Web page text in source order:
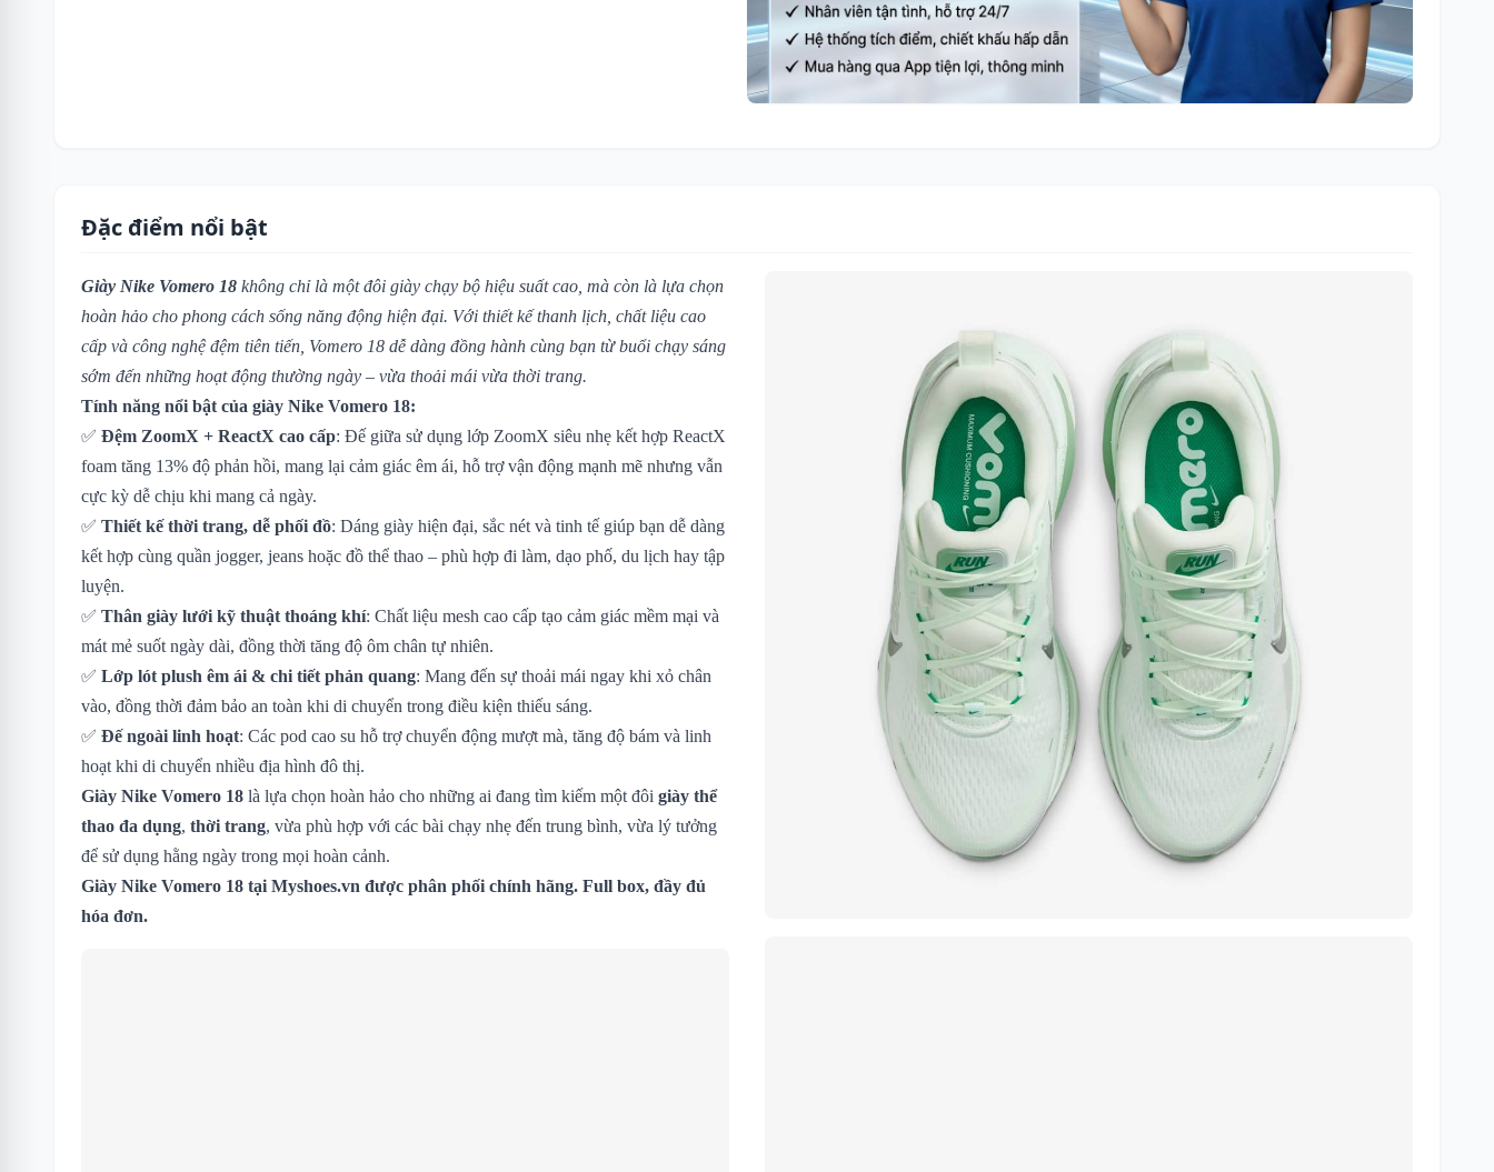
Đặc điểm nổi bật
Giày Nike Vomero 18 không chỉ là một đôi giày chạy bộ hiệu suất cao, mà còn là lựa chọn
hoàn hảo cho phong cách sống năng động hiện đại. Với thiết kế thanh lịch, chất liệu cao
cấp và công nghệ đệm tiên tiến, Vomero 18 dễ dàng đồng hành cùng bạn từ buổi chạy sáng
sớm đến những hoạt động thường ngày – vừa thoải mái vừa thời trang.
Tính năng nổi bật của giày Nike Vomero 18:
✅ Đệm ZoomX + ReactX cao cấp: Đế giữa sử dụng lớp ZoomX siêu nhẹ kết hợp ReactX
foam tăng 13% độ phản hồi, mang lại cảm giác êm ái, hỗ trợ vận động mạnh mẽ nhưng vẫn
cực kỳ dễ chịu khi mang cả ngày.
✅ Thiết kế thời trang, dễ phối đồ: Dáng giày hiện đại, sắc nét và tinh tế giúp bạn dễ dàng
kết hợp cùng quần jogger, jeans hoặc đồ thể thao – phù hợp đi làm, dạo phố, du lịch hay tập
luyện.
✅ Thân giày lưới kỹ thuật thoáng khí: Chất liệu mesh cao cấp tạo cảm giác mềm mại và
mát mẻ suốt ngày dài, đồng thời tăng độ ôm chân tự nhiên.
✅ Lớp lót plush êm ái & chi tiết phản quang: Mang đến sự thoải mái ngay khi xỏ chân
vào, đồng thời đảm bảo an toàn khi di chuyển trong điều kiện thiếu sáng.
✅ Đế ngoài linh hoạt: Các pod cao su hỗ trợ chuyển động mượt mà, tăng độ bám và linh
hoạt khi di chuyển nhiều địa hình đô thị.
Giày Nike Vomero 18 là lựa chọn hoàn hảo cho những ai đang tìm kiếm một đôi giày thể
thao đa dụng, thời trang, vừa phù hợp với các bài chạy nhẹ đến trung bình, vừa lý tưởng
để sử dụng hằng ngày trong mọi hoàn cảnh.
Giày Nike Vomero 18 tại Myshoes.vn được phân phối chính hãng. Full box, đầy đủ
hóa đơn.